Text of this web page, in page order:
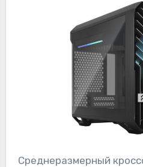
Среднеразмерный кроссовер BMW X3